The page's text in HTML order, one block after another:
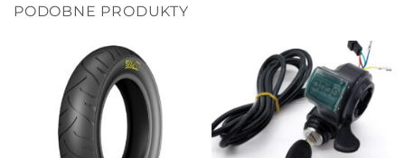
PODOBNE PRODUKTY